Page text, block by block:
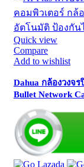
Quick view
Compare
Add to wishlist
Dahua กล้องวงจ
Bullet Network